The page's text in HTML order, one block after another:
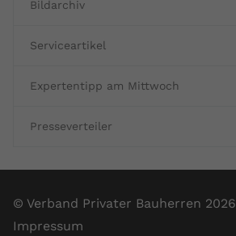
Bildarchiv
Serviceartikel
Expertentipp am Mittwoch
Presseverteiler
© Verband Privater Bauherren 2026
Impressum